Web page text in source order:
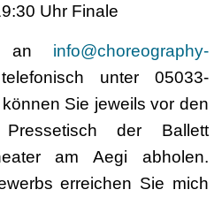
Uhr Finale
an info@choreography-
unter 05033-
Sie jeweils vor den
der Ballett
am Aegi abholen.
erreichen Sie mich